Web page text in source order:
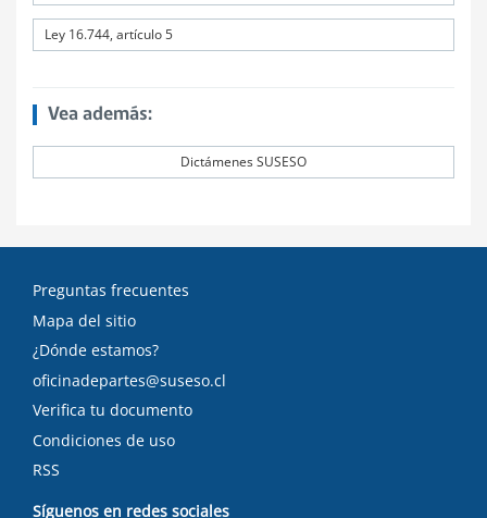
Ley 16.744, artículo 5
Vea además:
Dictámenes SUSESO
Preguntas frecuentes
Mapa del sitio
¿Dónde estamos?
oficinadepartes@suseso.cl
Verifica tu documento
Condiciones de uso
RSS
Síguenos en redes sociales